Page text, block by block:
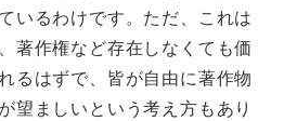
いるわけです。ただ、これは
著作権など存在しなくても価
るはずで、皆が自由に著作物
望ましいという考え方もあり